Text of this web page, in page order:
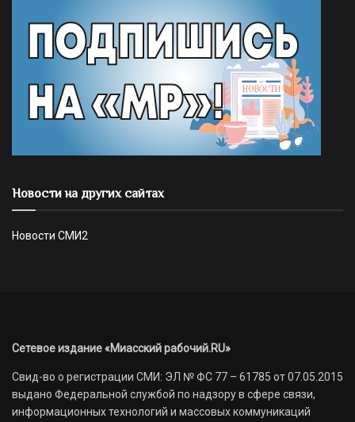
Новости на других сайтах
Новости СМИ2
Сетевое издание «Миасский рабочий.RU»
Свид-во о регистрации СМИ: ЭЛ № ФС 77 – 61785 от 07.05.2015
выдано Федеральной службой по надзору в сфере связи,
информационных технологий и массовых коммуникаций